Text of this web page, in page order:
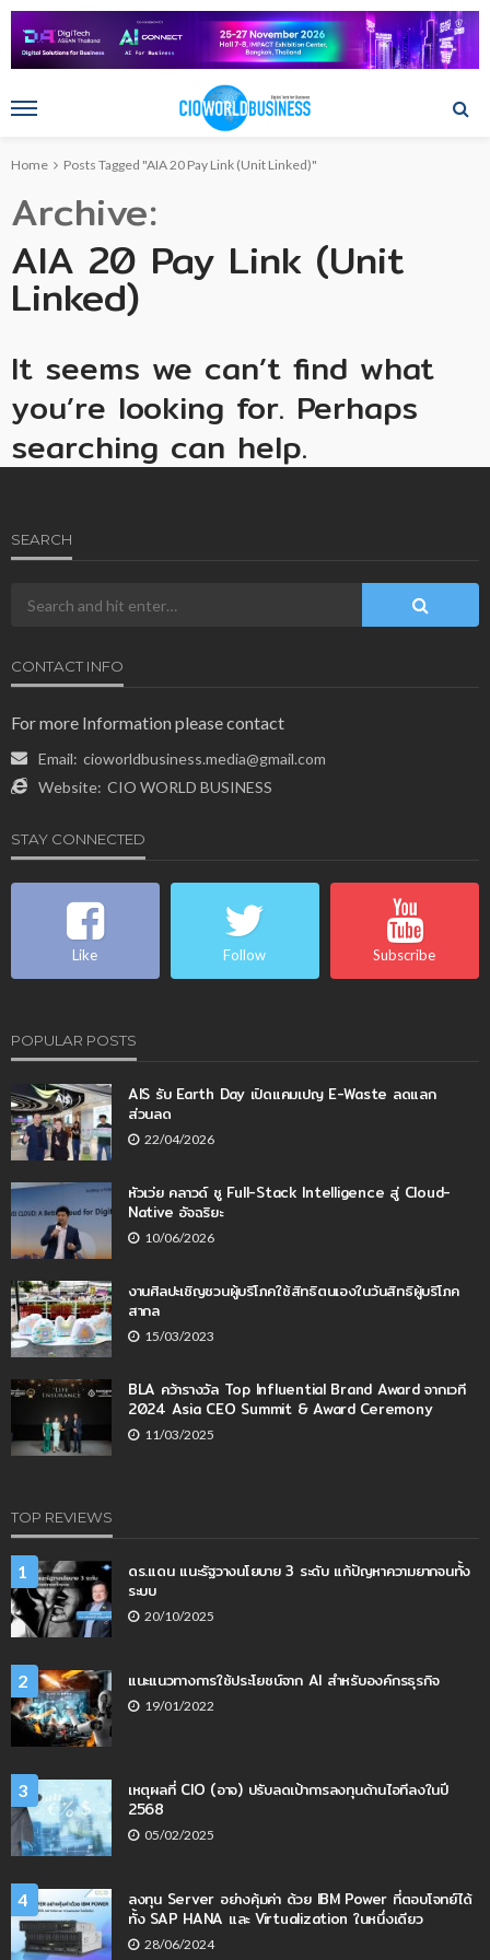
Home Posts Tagged "AIA 20 Pay Link (Unit Linked)"
Archive
AIA 20 Pay Link (Unit
Linked)
It seems we can’t find what
you’re looking for. Perhaps
searching can help.
SEARCH
CONTACT INFO
For more Information please contact
Email: cioworldbusiness.media@gmail.com
Website: CIO WORLD BUSINESS
STAY CONNECTED
Like Follow Subscribe
POPULAR POSTS
AIS รับ Earth Day เปิดแคมเปญ E-Waste ลดแลก
ส่วนลด
22/04/2026
หัวเว่ย คลาวด์ ชู Full-Stack Intelligence สู่ Cloud-
Native อัจฉริยะ
10/06/2026
งานศิลปะเชิญชวนผู้บริโภคใช้สิทธิตนเองในวันสิทธิผู้บริโภค
สากล
15/03/2023
BLA คว้ารางวัล Top Influential Brand Award จากเวที
2024 Asia CEO Summit & Award Ceremony
11/03/2025
TOP REVIEWS
1
ดร.แดน แนะรัฐวางนโยบาย 3 ระดับ แก้ปัญหาความยากจนทั้ง
ระบบ
20/10/2025
2 แนะแนวทางการใช้ประโยชน์จาก AI สำหรับองค์กรธุรกิจ
19/01/2022
3
เหตุผลที่ CIO (อาจ) ปรับลดเป้าการลงทุนด้านไอทีลงในปี
2568
05/02/2025
4
ลงทุน Server อย่างคุ้มค่า ด้วย IBM Power ที่ตอบโจทย์ได้
ทั้ง SAP HANA และ Virtualization ในหนึ่งเดียว
28/06/2024